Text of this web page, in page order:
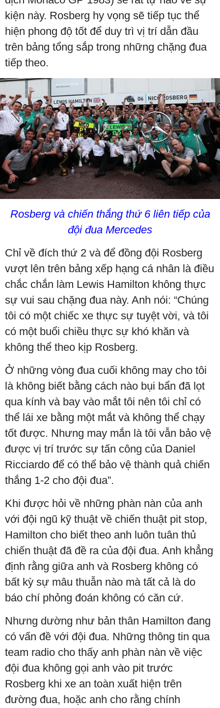
kiện này. Rosberg hy vọng sẽ tiếp tục thể
hiện phong độ tốt để duy trì vị trí dẫn đầu
trên bảng tổng sắp trong những chặng đua
tiếp theo.
Rosberg và chiến thắng thứ 6 liên tiếp của
đội đua Mercedes
Chỉ về đích thứ 2 và để đồng đội Rosberg
vượt lên trên bảng xếp hạng cá nhân là điều
chắc chắn làm Lewis Hamilton không thực
sự vui sau chặng đua này. Anh nói: “Chúng
tôi có một chiếc xe thực sự tuyệt vời, và tôi
có một buổi chiều thực sự khó khăn và
không thể theo kịp Rosberg.
Ở những vòng đua cuối không may cho tôi
là không biết bằng cách nào bụi bẩn đã lọt
qua kính và bay vào mắt tôi nên tôi chỉ có
thể lái xe bằng một mắt và không thể chạy
tốt được. Nhưng may mắn là tôi vẫn bảo vệ
được vị trí trước sự tấn công của Daniel
Ricciardo để có thể bảo vệ thành quả chiến
thắng 1-2 cho đội đua”.
Khi được hỏi về những phàn nàn của anh
với đội ngũ kỹ thuật về chiến thuật pit stop,
Hamilton cho biết theo anh luôn tuân thủ
chiến thuật đã đề ra của đội đua. Anh khẳng
định rằng giữa anh và Rosberg không có
bất kỳ sự mâu thuẫn nào mà tất cả là do
báo chí phỏng đoán không có căn cứ.
Nhưng dường như bản thân Hamilton đang
có vấn đề với đội đua. Những thông tin qua
team radio cho thấy anh phàn nàn về việc
đội đua không gọi anh vào pit trước
Rosberg khi xe an toàn xuất hiện trên
đường đua, hoặc anh cho rằng chính